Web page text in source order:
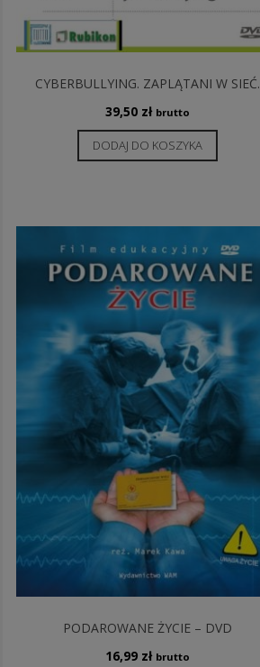
CYBERBULLYING. ZAPLĄTANI W SIEĆ.
39,50 zł brutto
DODAJ DO KOSZYKA
PODAROWANE ŻYCIE – DVD
16,99 zł brutto